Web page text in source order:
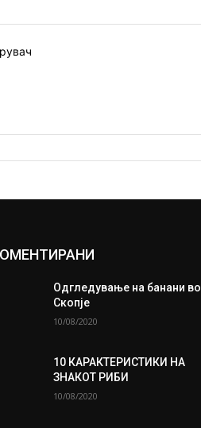
Одгледување на банани во
Скопје
10/08/2020
10 КАРАКТЕРИСТИКИ НА
ЗНАКОТ РИБИ
10/08/2020